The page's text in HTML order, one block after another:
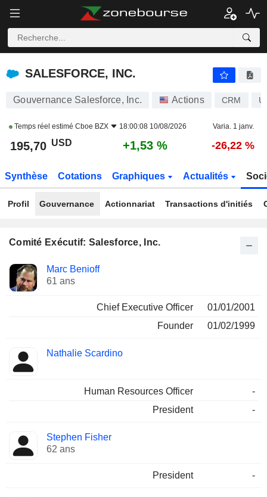
SALESFORCE, INC.
SALESFORCE, INC.
Gouvernance Salesforce, Inc. Actions CRM
Temps réel estimé Cboe BZX 18:00:08 10/08/2026 Varia. 1 janv.
195,70 USD +1,53 % -26,22 %
Synthèse Cotations Graphiques Actualités
Profil Gouvernance Actionnariat Transactions d'initiés
Comité Exécutif: Salesforce, Inc.
Dirigeant
Fonctions
occupées
Marc Benioff
61 ans
Chief Executive Officer
01/01/2001
Founder
01/02/1999
Nathalie Scardino
Human Resources Officer
-
President
-
Stephen Fisher
62 ans
President -